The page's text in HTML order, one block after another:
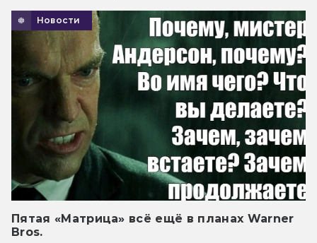
Новости
Пятая «Матрица» всё ещё в планах Warner
Bros.